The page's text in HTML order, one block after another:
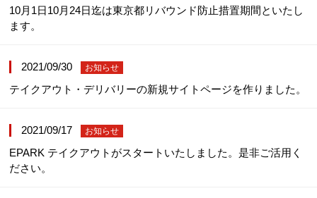
DON STORE
RECRUIT
10月1日10月24日迄は東京都リバウンド防止措置期間といたし
ます。
2021/09/30 お知らせ
テイクアウト・デリバリーの新規サイトページを作りました。
2021/09/17 お知らせ
EPARK テイクアウトがスタートいたしました。是非ご活用く
ださい。